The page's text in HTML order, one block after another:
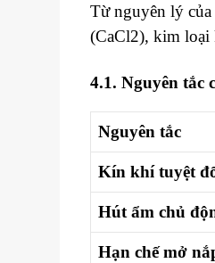
Từ nguyên lý của
(CaCl2), kim loại
4.1. Nguyên tắc
Nguyên tắc
Kín khí tuyệt
Hút ẩm chủ
Hạn chế mở